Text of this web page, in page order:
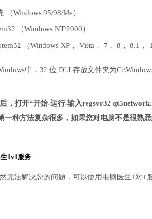
（Windows 95/98/Me）
（Windows NT/2000）
（Windows XP， Vista， 7， 8， 8.1，
中，32 位 DLL存放文件夹为
，打开“开始-运行-输入regsvr32
一种方法复杂很多，如果您对电脑不是很熟
1v1服务
无法解决您的问题，可以使用电脑医生1对1